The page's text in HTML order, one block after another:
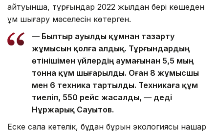
айтуынша, тұрғындар 2022 жылдан бері көшеден
құм шығару мәселесін көтерген.
— Былтыр ауылды құмнан тазарту
жұмысын қолға алдық. Тұрғындардың
өтінішімен үйлердің аумағынан 5,5 мың
тонна құм шығарылды. Оған 8 жұмысшы
мен 6 техника тартылды. Техникаға құм
тиеліп, 550 рейс жасалды, — деді
Нұржарық Сауытов.
Еске сала кетелік, бұдан бұрын экологиясы нашар